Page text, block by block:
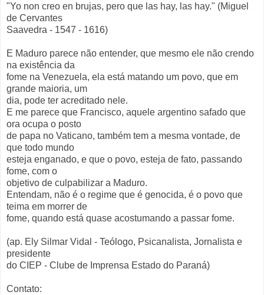
"Yo non creo en brujas, pero que las hay, las hay." (Miguel
de Cervantes
Saavedra - 1547 - 1616)
E Maduro parece não entender, que mesmo ele não crendo
na existência da
fome na Venezuela, ela está matando um povo, que em
grande maioria, um
dia, pode ter acreditado nele.
E me parece que Francisco, aquele argentino safado que
ora ocupa o posto
de papa no Vaticano, também tem a mesma vontade, de
que todo mundo
esteja enganado, e que o povo, esteja de fato, passando
fome, com o
objetivo de culpabilizar a Maduro.
Entendam, não é o regime que é genocida, é o povo que
teima em morrer de
fome, quando está quase acostumando a passar fome.
(ap. Ely Silmar Vidal - Teólogo, Psicanalista, Jornalista e
presidente
do CIEP - Clube de Imprensa Estado do Paraná)
Contato: